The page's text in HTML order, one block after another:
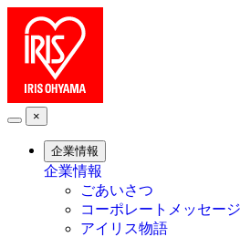
×
企業情報
企業情報
ごあいさつ
コーポレートメッセージ
アイリス物語